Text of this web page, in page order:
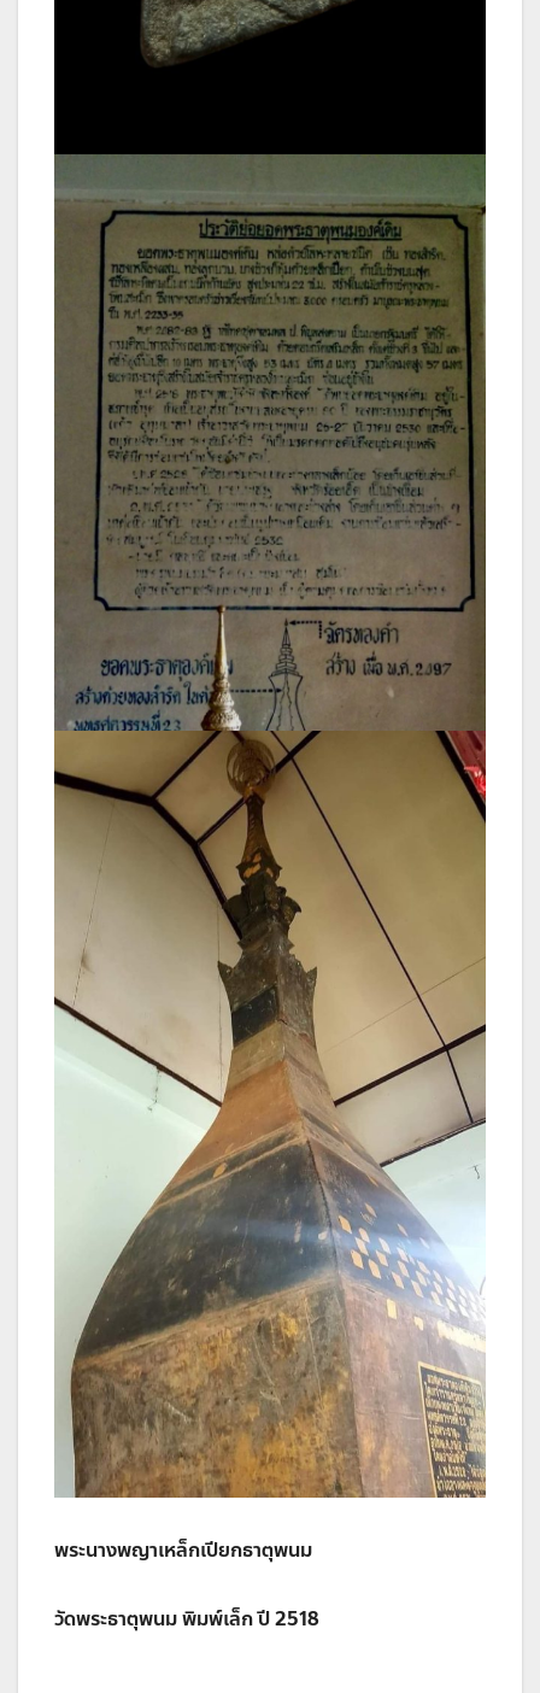
พระนางพญาเหล็กเปียกธาตุพนม
วัดพระธาตุพนม พิมพ์เล็ก ปี 2518